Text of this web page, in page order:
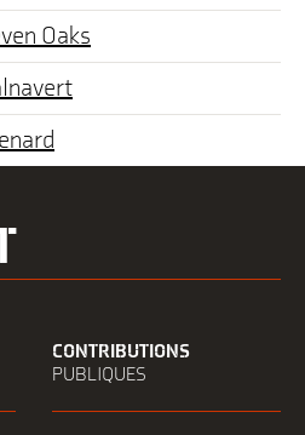
Oaks
CONTRIBUTIONS
PUBLIQUES